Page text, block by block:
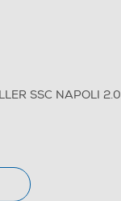
SSC NAPOLI 2.0